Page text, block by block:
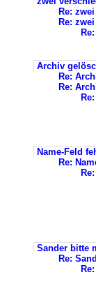
Re:
Re:
Archiv
Re:
Re:
Name-Feld
Re:
Sander bitte
Re: